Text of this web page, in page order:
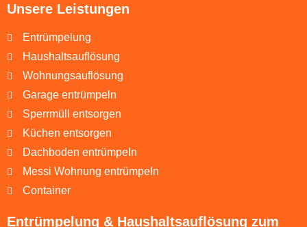
Unsere Leistungen
Entrümpelung
Haushaltsauflösung
Wohnungsauflösung
Garage entrümpeln
Sperrmüll entsorgen
Küchen entsorgen
Dachboden entrümpeln
Messi Wohnung entrümpeln
Container
Entrümpelung & Haushaltsauflösung zum